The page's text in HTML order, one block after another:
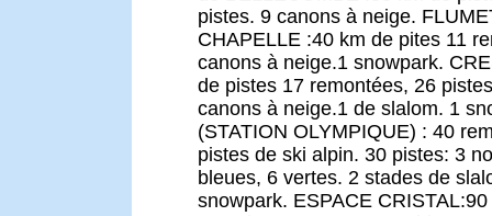
pistes. 9 canons à neige.
CHAPELLE :40 km de pites 11
canons à neige.1 snowpark.
de pistes 17 remontées, 26
canons à neige.1 de slalom. 1
(STATION OLYMPIQUE) : 40
pistes de ski alpin. 30 pistes: 3
bleues, 6 vertes. 2 stades de
snowpark. ESPACE